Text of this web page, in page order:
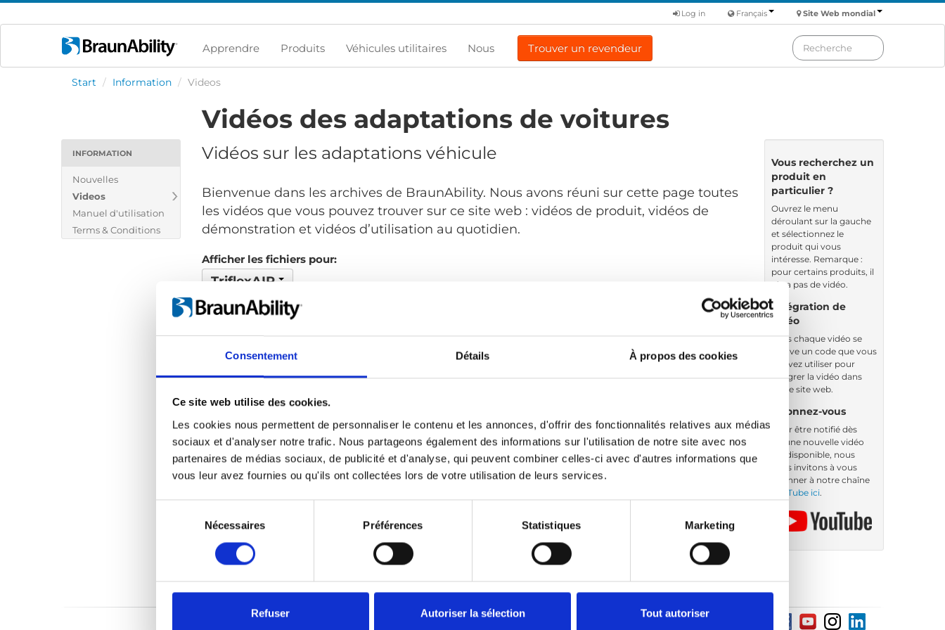
Consentement Détails À propos des cookies
Ce site web utilise des cookies.
Les cookies nous permettent de personnaliser le contenu et les annonces, d'offrir des fonctionnalités relatives aux médias
sociaux et d'analyser notre trafic. Nous partageons également des informations sur l'utilisation de notre site avec nos
partenaires de médias sociaux, de publicité et d'analyse, qui peuvent combiner celles-ci avec d'autres informations que
vous leur avez fournies ou qu'ils ont collectées lors de votre utilisation de leurs services.
consentement
Nécessaires Préférences Statistiques Marketing
Refuser Autoriser la sélection Tout autoriser
Site Web mondial
Français
Log in
Apprendre Produits Véhicules utilitaires Nous Trouver un revendeur
Start / Information / Videos
INFORMATION
Nouvelles
Videos
Manuel d'utilisation
Terms & Conditions
Vidéos des adaptations de voitures
Vidéos sur les adaptations véhicule
Bienvenue dans les archives de BraunAbility. Nous avons réuni sur cette page toutes
les vidéos que vous pouvez trouver sur ce site web : vidéos de produit, vidéos de
démonstration et vidéos d’utilisation au quotidien.
Afficher les fichiers pour:
TriflexAIR
Aucun fichier trouvé... Commandé par: Nom de fichier
Précédent 1
Vous recherchez un
produit en
particulier ?
Ouvrez le menu
déroulant sur la gauche
et sélectionnez le
produit qui vous
intéresse. Remarque :
pour certains produits, il
n’y a pas de vidéo.
Intégration de
vidéo
Sous chaque vidéo se
trouve un code que vous
pouvez utiliser pour
intégrer la vidéo dans
votre site web.
Abonnez-vous
Pour être notifié dès
qu’une nouvelle vidéo
est disponible, nous
vous invitons à vous
abonner à notre chaîne
YouTube ici.